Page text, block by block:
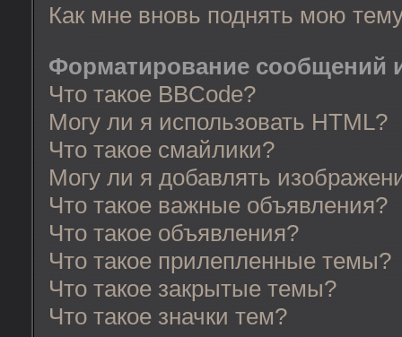
Как мне вновь поднять мою
Форматирование сообщений
Что такое BBCode?
Могу ли я использовать HTML?
Что такое смайлики?
Могу ли я добавлять
Что такое важные объявления?
Что такое объявления?
Что такое прилепленные темы?
Что такое закрытые темы?
Что такое значки тем?